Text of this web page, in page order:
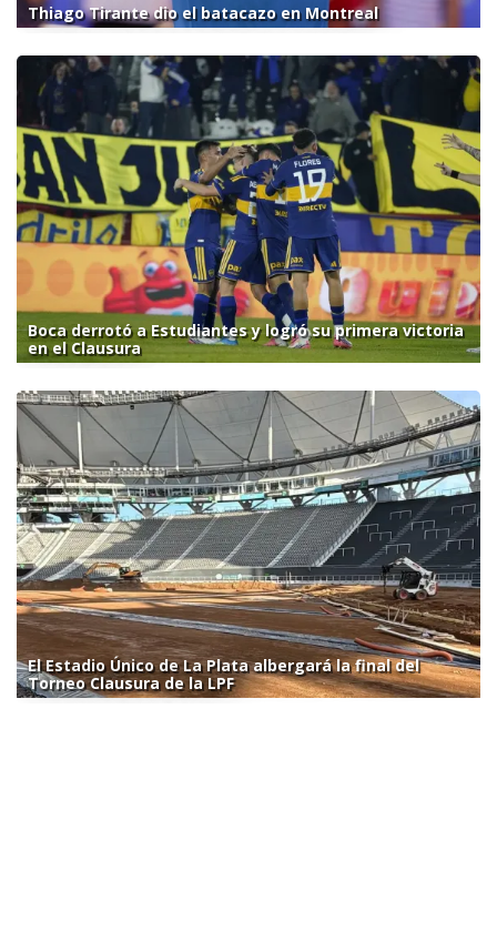
Thiago Tirante dio el batacazo en Montreal
Boca derrotó a Estudiantes y logró su primera victoria
en el Clausura
El Estadio Único de La Plata albergará la final del
Torneo Clausura de la LPF